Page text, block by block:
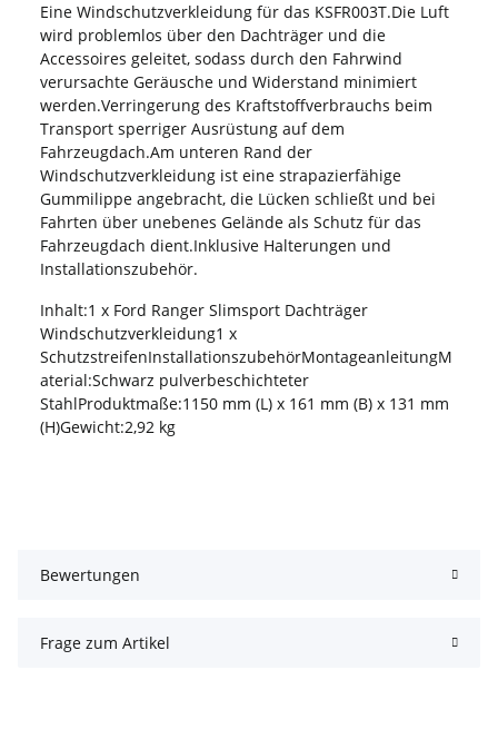
Eine Windschutzverkleidung für das KSFR003T.Die Luft
wird problemlos über den Dachträger und die
Accessoires geleitet, sodass durch den Fahrwind
verursachte Geräusche und Widerstand minimiert
werden.Verringerung des Kraftstoffverbrauchs beim
Transport sperriger Ausrüstung auf dem
Fahrzeugdach.Am unteren Rand der
Windschutzverkleidung ist eine strapazierfähige
Gummilippe angebracht, die Lücken schließt und bei
Fahrten über unebenes Gelände als Schutz für das
Fahrzeugdach dient.Inklusive Halterungen und
Installationszubehör.
Inhalt:1 x Ford Ranger Slimsport Dachträger
Windschutzverkleidung1 x
SchutzstreifenInstallationszubehörMontageanleitungM
aterial:Schwarz pulverbeschichteter
StahlProduktmaße:1150 mm (L) x 161 mm (B) x 131 mm
(H)Gewicht:2,92 kg
Bewertungen
Frage zum Artikel